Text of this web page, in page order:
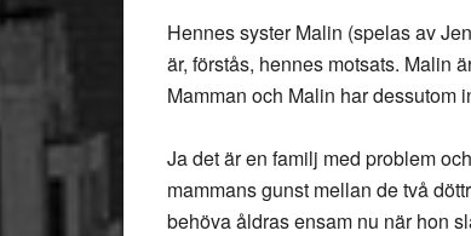
Hennes syster Malin (spelas av
är, förstås, hennes motsats. Malin
Mamman och Malin har dessutom
Ja det är en familj med problem
mammans gunst mellan de två
behöva åldras ensam nu när hon